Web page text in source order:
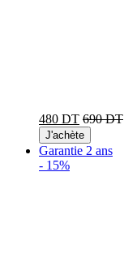
480 DT 690 DT
J'achète
Garantie 2 ans
- 15%